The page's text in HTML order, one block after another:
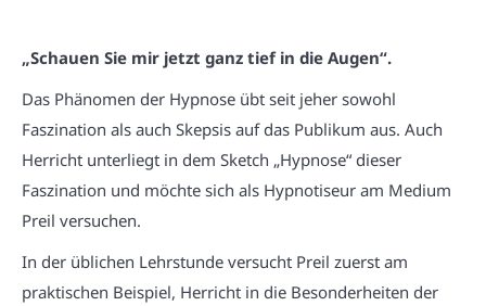
„Schauen Sie mir jetzt ganz tief in die Augen“.
Das Phänomen der Hypnose übt seit jeher sowohl
Faszination als auch Skepsis auf das Publikum aus. Auch
Herricht unterliegt in dem Sketch „Hypnose“ dieser
Faszination und möchte sich als Hypnotiseur am Medium
Preil versuchen.
In der üblichen Lehrstunde versucht Preil zuerst am
praktischen Beispiel, Herricht in die Besonderheiten der